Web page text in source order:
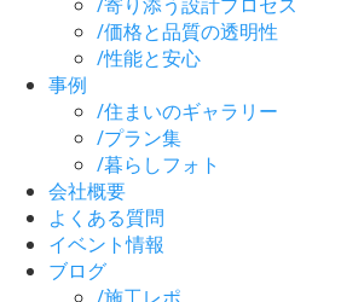
/寄り添う設計プロセス
/価格と品質の透明性
/性能と安心
事例
/住まいのギャラリー
/プラン集
/暮らしフォト
会社概要
よくある質問
イベント情報
ブログ